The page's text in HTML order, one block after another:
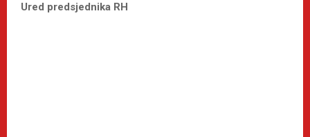
Ured predsjednika RH